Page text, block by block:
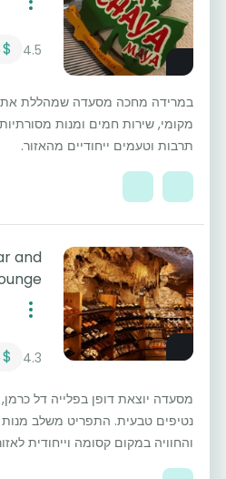
4.5
במרידה מחכה מסעדה שמהללת את
מקומי, שירות חמים ומנות
תרבות וטעמים ייחודיים מהאזור.
and
4.3
מסעדה יוצאת דופן בפלייה דל
נטיפים טבעית. התפריט משלב מנות
והחוויה במקום קסומה וייחודית